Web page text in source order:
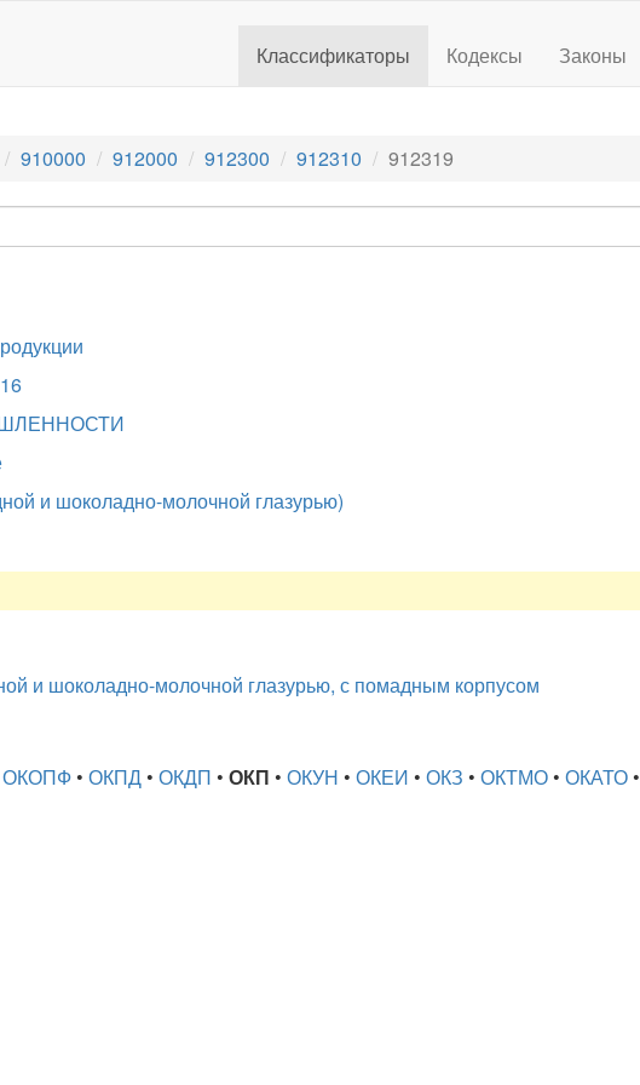
Классификаторы Кодексы Законы
910000 912000 912300 912310 912319
и шоколадно-молочной глазурью)
и шоколадно-молочной глазурью, с помадным корпусом
ОКОПФ• ОКПД• ОКДП • ОКП • ОКУН • ОКЕИ • ОКЗ • ОКТМО• ОКАТО•